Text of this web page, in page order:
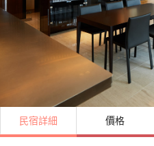
民宿詳細 價格